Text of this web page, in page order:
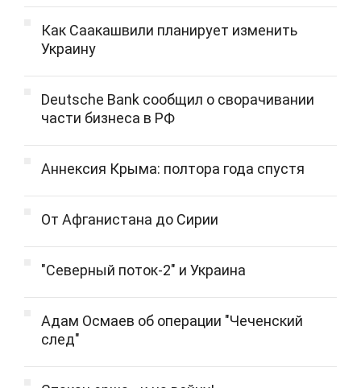
Как Саакашвили планирует изменить
Украину
Deutsche Bank сообщил о сворачивании
части бизнеса в РФ
Аннексия Крыма: полтора года спустя
От Афганистана до Сирии
"Северный поток-2" и Украина
Адам Осмаев об операции "Чеченский
след"